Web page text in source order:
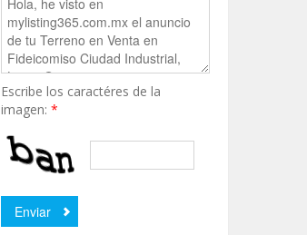
Escribe los caractéres de la
imagen: *